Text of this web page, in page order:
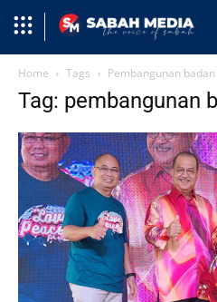
Home Tags Pembangunan
Tag: pembangunan